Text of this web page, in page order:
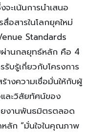
ะเน้นการนำเสนอ
อสารในโลกยุคใหม่
Standards
ผ่านกลยุทธ์หลัก คือ 4
บรู้เกี่ยวกับโครงการ
งความเชื่อมั่นให้กับผู้
และวิสัยทัศน์ของ
งานพันธมิตรตลอด
ลัก “มั่นใจในคุณภาพ